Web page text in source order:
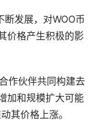
发展，对WOO币
价格产生积极的影
作伙伴共同构建去
加和规模扩大可能
其价格上涨。